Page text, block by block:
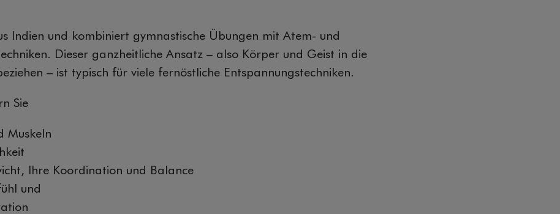
Indien und kombiniert gymnastische Übungen mit Atem- und
Dieser ganzheitliche Ansatz – also Körper und Geist in die
– ist typisch für viele fernöstliche Entspannungstechniken.
Sie
Muskeln
Ihre Koordination und Balance
und